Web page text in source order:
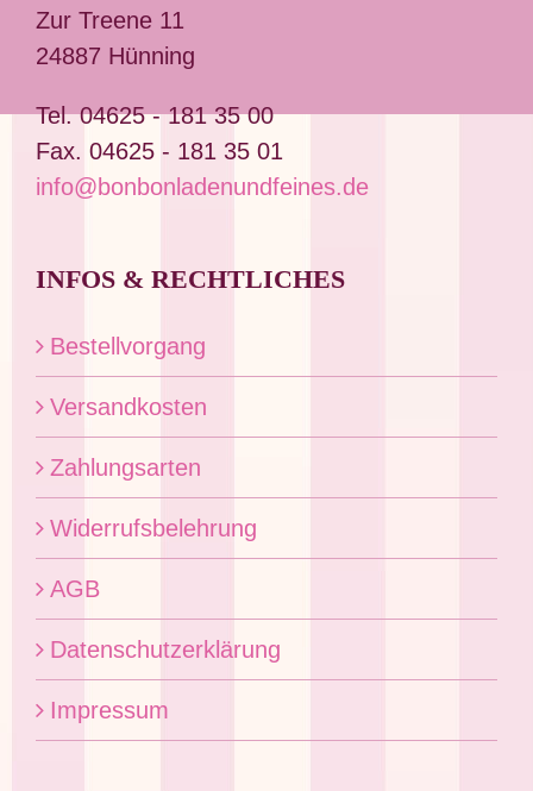
Produktseite
gewählt
werden
Zur Treene 11
24887 Hünning
Tel. 04625 - 181 35 00
Fax. 04625 - 181 35 01
info@bonbonladenundfeines.de
INFOS & RECHTLICHES
Bestellvorgang
Versandkosten
Zahlungsarten
Widerrufsbelehrung
AGB
Datenschutzerklärung
Impressum